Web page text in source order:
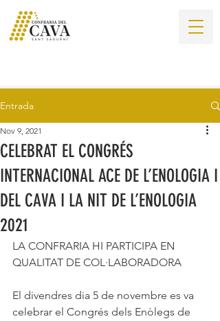
Entrada
CELEBRAT EL CONGRÉS
INTERNACIONAL ACE DE L’ENOLOGIA I
DEL CAVA I LA NIT DE L’ENOLOGIA
2021
Nov 9, 2021
LA CONFRARIA HI PARTICIPA EN
QUALITAT DE COL·LABORADORA
El divendres dia 5 de novembre es va
celebrar el Congrés dels Enòlegs de